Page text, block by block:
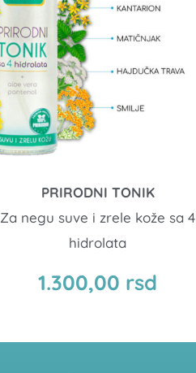
PRIRODNI TONIK
Za negu suve i zrele kože sa 4
hidrolata
1.300,00 rsd